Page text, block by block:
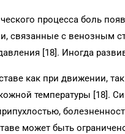
процесса боль
связанные с венозным
[18]. Иногда
как при движении,
температуры [18].
может быть